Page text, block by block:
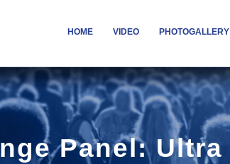
HOME VIDEO PHOTOGALLERY
Panel: